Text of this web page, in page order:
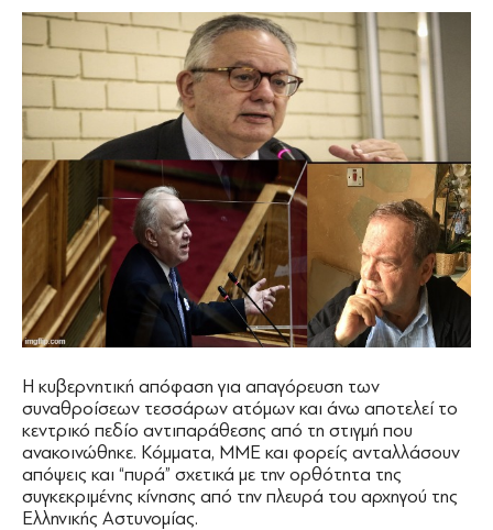
Η κυβερνητική απόφαση για απαγόρευση των
συναθροίσεων τεσσάρων ατόμων και άνω αποτελεί το
κεντρικό πεδίο αντιπαράθεσης από τη στιγμή που
ανακοινώθηκε. Κόμματα, ΜΜΕ και φορείς ανταλλάσουν
απόψεις και “πυρά” σχετικά με την ορθότητα της
συγκεκριμένης κίνησης από την πλευρά του αρχηγού της
Ελληνικής Αστυνομίας.